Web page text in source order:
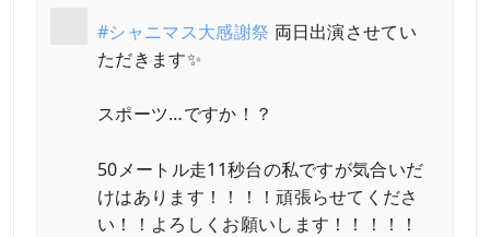
#シャニマス大感謝祭 両日出演させてい
ただきます✨
スポーツ…ですか！？
50メートル走11秒台の私ですが気合いだ
けはあります！！！！頑張らせてくださ
い！！よろしくお願いします！！！！！